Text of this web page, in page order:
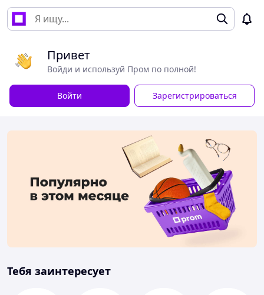
Привет
Войди и используй Пром по полной!
Войти Зарегистрироваться
Тебя заинтересует